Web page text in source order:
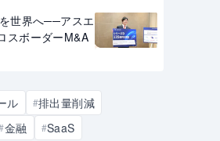
世界へ──アスエ
スボーダーM&A
ル #排出量削減
金融 #SaaS